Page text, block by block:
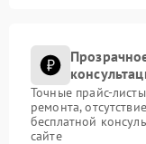
Точные прайс-
ремонта,
бесплатной
сайте